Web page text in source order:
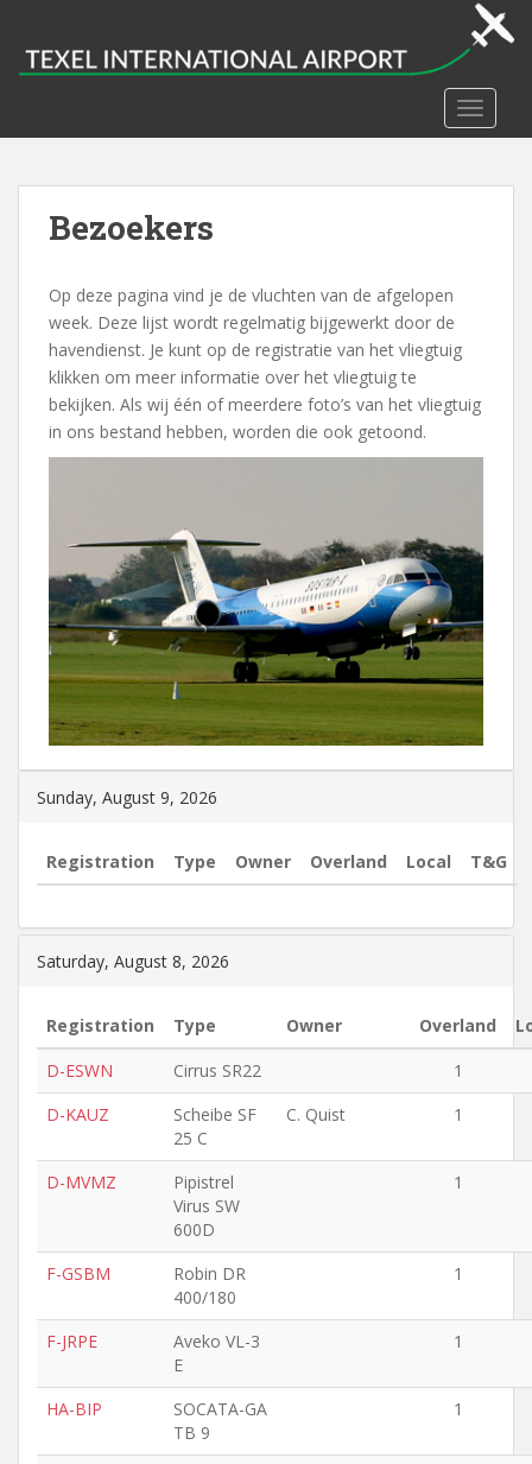
Bezoekers
Op deze pagina vind je de vluchten van de afgelopen
week. Deze lijst wordt regelmatig bijgewerkt door de
havendienst. Je kunt op de registratie van het vliegtuig
klikken om meer informatie over het vliegtuig te
bekijken. Als wij één of meerdere foto’s van het vliegtuig
in ons bestand hebben, worden die ook getoond.
Sunday, August 9, 2026
Registration Type Owner Overland Local T&G
Saturday, August 8, 2026
Registration Type Owner Overland
D-ESWN
Cirrus SR22
1
D-KAUZ
Scheibe SF
25 C
C. Quist 1
D-MVMZ
Pipistrel
Virus SW
600D
1
F-GSBM
Robin DR
400/180
1
F-JRPE
Aveko VL-3
E
1
HA-BIP
SOCATA-GA
TB 9
1